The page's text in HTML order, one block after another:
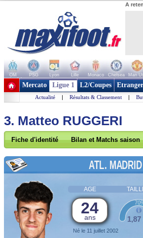
A
OM PSG Lyon Lille Monaco Chelsea Man
+ de clubs
Mercato Ligue 1 L2/Coupes Etranger
Actualité | Résultats & Classement |
3. Matteo RUGGERI
Fiche d'identité Bilan et Matchs saison
ATL. MADRID
AGE
24
ans
Né le 11 juillet 2002
1,87